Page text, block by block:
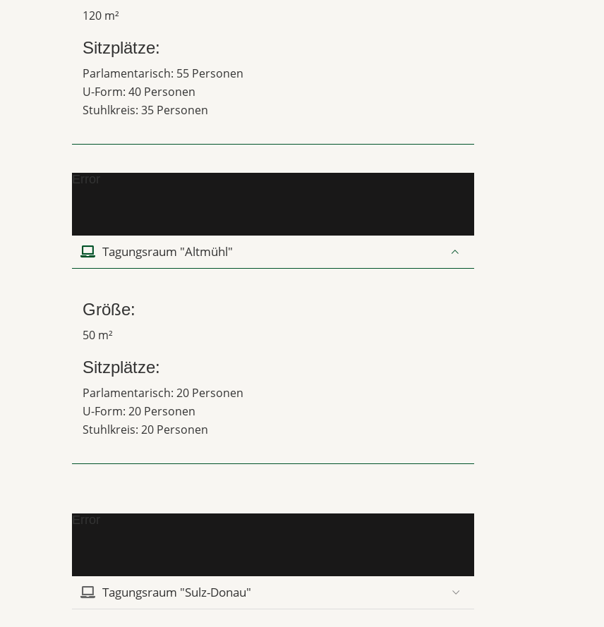
120 m²
Sitzplätze:
Parlamentarisch: 55 Personen
U-Form: 40 Personen
Stuhlkreis: 35 Personen
Error
Tagungsraum "Altmühl"
Größe:
50 m²
Sitzplätze:
Parlamentarisch: 20 Personen
U-Form: 20 Personen
Stuhlkreis: 20 Personen
Error
Tagungsraum "Sulz-Donau"